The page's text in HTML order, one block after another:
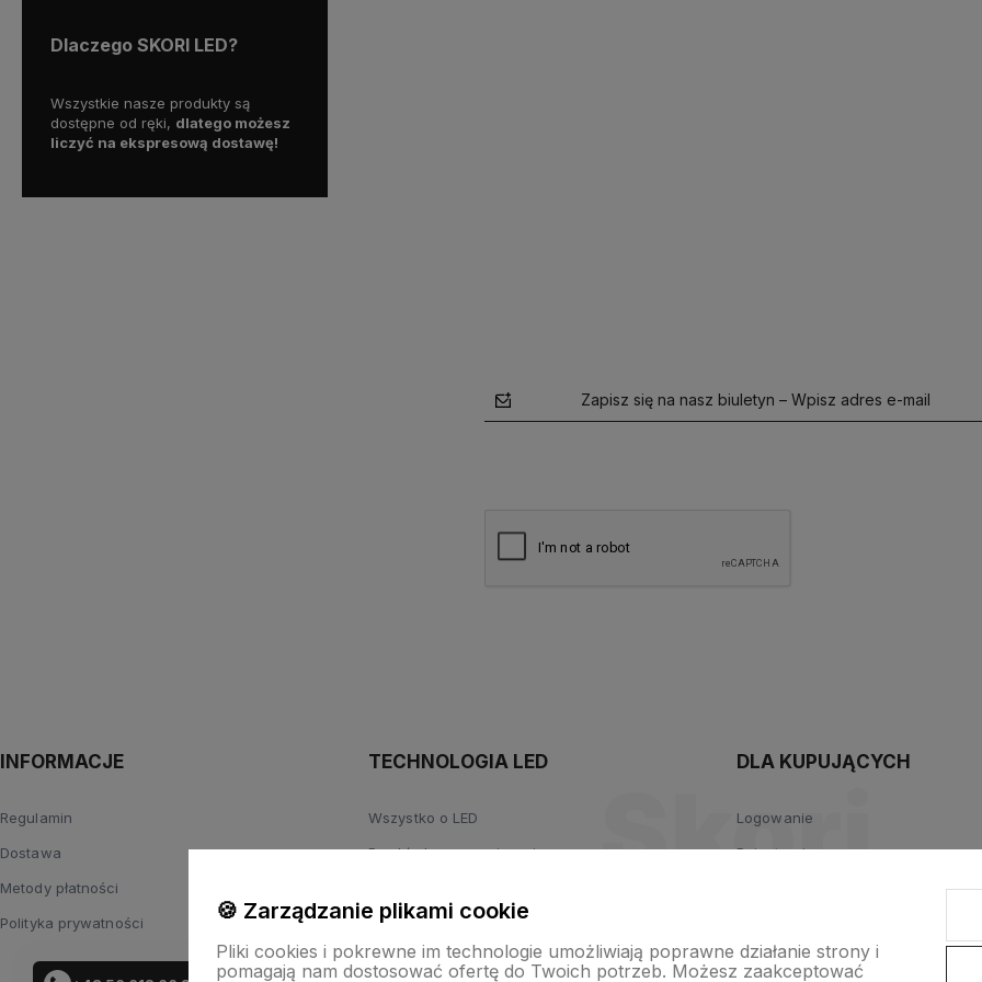
Dlaczego SKORI LED?
Wszystkie nasze produkty są
dostępne od ręki, dlatego możesz
liczyć na ekspresową dostawę!
Zapisz się na nasz biuletyn – Wpisz adres e-mail
INFORMACJE
Regulamin
Dostawa
Metody płatności
Polityka prywatności
TECHNOLOGIA LED
Wszystko o LED
Przykładowe rozwiązania
Parametry światła LED
DLA KUPUJĄCYCH
Logowanie
Rejestracja
🍪 Zarządzanie plikami cookie
Pliki cookies i pokrewne im technologie umożliwiają poprawne działanie strony i
pomagają nam dostosować ofertę do Twoich potrzeb. Możesz zaakceptować